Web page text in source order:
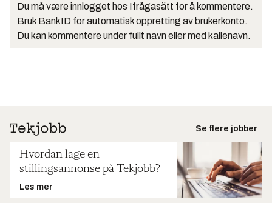
Du må være innlogget hos Ifrågasätt for å kommentere.
Bruk BankID for automatisk oppretting av brukerkonto.
Du kan kommentere under fullt navn eller med kallenavn.
Se flere jobber
Hvordan lage en
stillingsannonse på Tekjobb?
Les mer